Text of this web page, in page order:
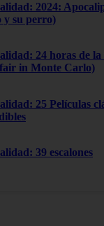
2024:
y su perro)
24 horas de
in Monte Carlo)
25 Películas
39 escalones